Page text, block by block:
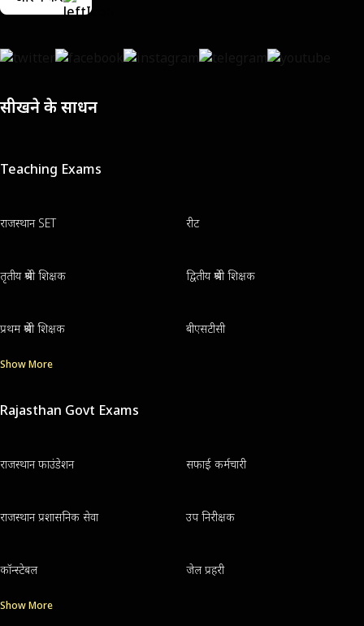
सीखने के साधन
Teaching Exams
राजस्थान SET रीट
तृतीय श्रेणी शिक्षक द्वितीय श्रेणी शिक्षक
प्रथम श्रेणी शिक्षक बीएसटीसी
Show More
Rajasthan Govt Exams
राजस्थान फाउंडेशन सफाई कर्मचारी
राजस्थान प्रशासनिक सेवा उप निरीक्षक
कॉन्स्टेबल जेल प्रहरी
Show More